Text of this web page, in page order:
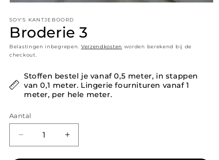
SOY'S KANTJEBOORD
Broderie 3
Belastingen inbegrepen. Verzendkosten worden berekend bij de
checkout.
Stoffen bestel je vanaf 0,5 meter, in stappen
van 0,1 meter. Lingerie fournituren vanaf 1
meter, per hele meter.
Aantal
Aantal verlagen voor Broderie 3
Aantal verhogen voor Broderie 3